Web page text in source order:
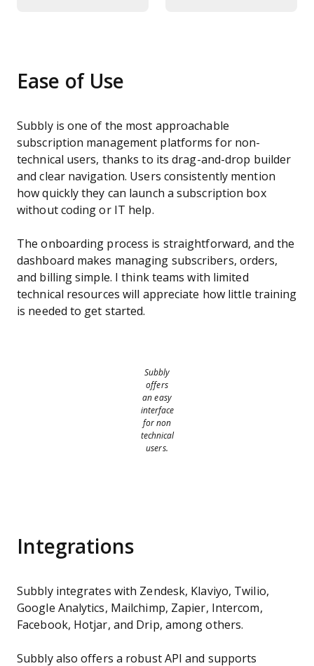
Ease of Use
Subbly is one of the most approachable
subscription management platforms for non-
technical users, thanks to its drag-and-drop builder
and clear navigation. Users consistently mention
how quickly they can launch a subscription box
without coding or IT help.
The onboarding process is straightforward, and the
dashboard makes managing subscribers, orders,
and billing simple. I think teams with limited
technical resources will appreciate how little training
is needed to get started.
Subbly
offers
an easy
interface
for non
technical
users.
Integrations
Subbly integrates with Zendesk, Klaviyo, Twilio,
Google Analytics, Mailchimp, Zapier, Intercom,
Facebook, Hotjar, and Drip, among others.
Subbly also offers a robust API and supports